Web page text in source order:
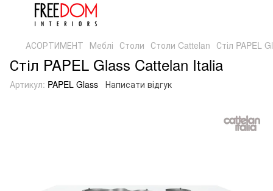
АСОРТИМЕНТ Меблі Столи Столи Cattelan Стіл PAPEL
Стіл PAPEL Glass Cattelan Italia
Артикул: PAPEL Glass Написати відгук